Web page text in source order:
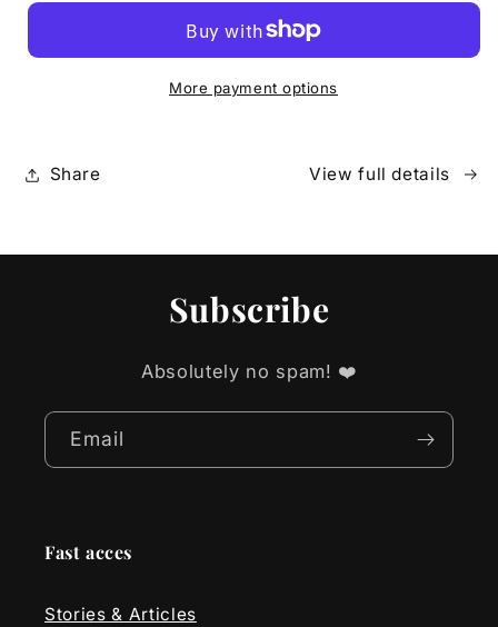
Soaring
Soaring
High
More payment options
Share View full details
Subscribe
Absolutely no spam! ❤️
Email
Fast acces
Stories & Articles